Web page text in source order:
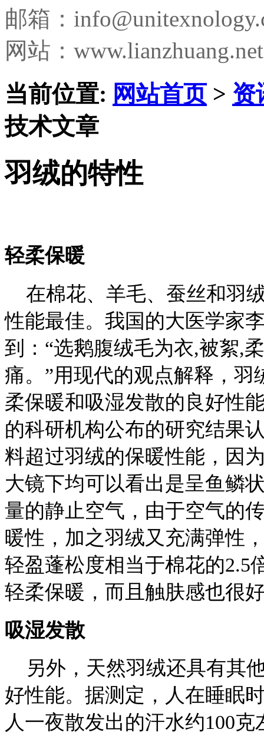
邮箱：
网站：www.lianzhuang.net
当前位置: 网站首页> 资
技术文章
羽绒的特性
轻柔保暖
在棉花、羊毛、蚕丝和羽
性能最佳。我国的大医学家
到：“选鹅腹绒毛为衣,被絮,
痛。”用现代的观点解释，
柔保暖和吸湿发散的良好性
的科研机构公布的研究结果
料超过羽绒的保暖性能，因
大镜下均可以看出是呈鱼鳞
量的静止空气，由于空气的
暖性，加之羽绒又充满弹性
轻盈蓬松度相当于棉花的2.5
轻柔保暖，而且触肤感也很
吸湿发散
另外，天然羽绒还具有其
好性能。据测定，人在睡眠
人一夜散发出的汗水约100